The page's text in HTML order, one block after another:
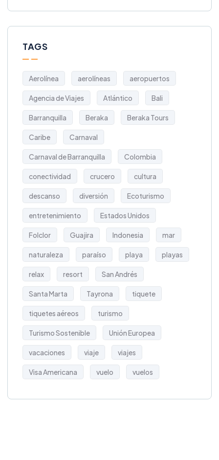
TAGS
Aerolínea aerolíneas aeropuertos
Agencia de Viajes Atlántico Bali
Barranquilla Beraka Beraka Tours
Caribe Carnaval
Carnaval de Barranquilla Colombia
conectividad crucero cultura
descanso diversión Ecoturismo
entretenimiento Estados Unidos
Folclor Guajira Indonesia mar
naturaleza paraíso playa playas
relax resort San Andrés
Santa Marta Tayrona tiquete
tiquetes aéreos turismo
Turismo Sostenible Unión Europea
vacaciones viaje viajes
Visa Americana vuelo vuelos